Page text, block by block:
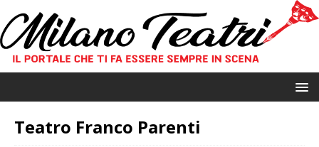
Teatro Franco Parenti